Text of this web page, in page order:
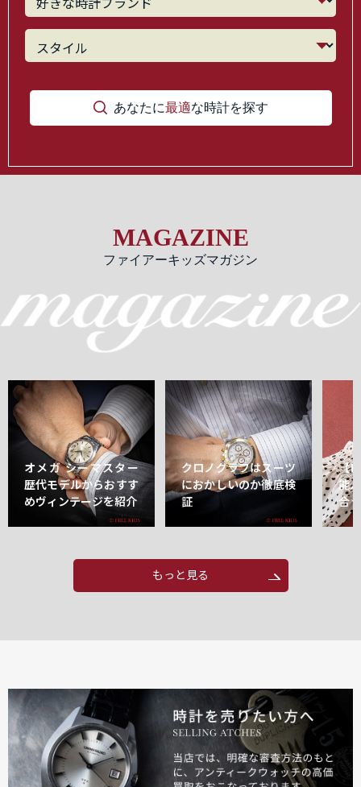
あなたに最適な時計を探す
MAGAZINE
ファイアーキッズマガジン
オメガ シーマスター
歴代モデルからおすす
めヴィンテージを紹介
クロノグラフはスーツ
におかしいのか徹底検
証
【
能
合
もっと見る